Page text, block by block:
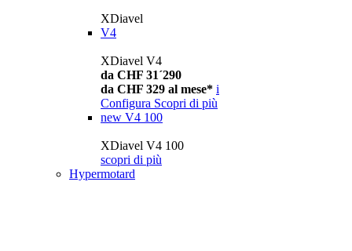
XDiavel
V4
XDiavel V4
da CHF 31´290
da CHF 329 al mese* i
Configura Scopri di più
new V4 100
XDiavel V4 100
scopri di più
Hypermotard